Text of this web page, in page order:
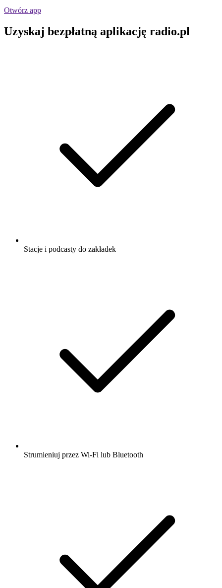
Otwórz app
Uzyskaj bezpłatną aplikację radio.pl
Stacje i podcasty do zakładek
Strumieniuj przez Wi-Fi lub Bluetooth